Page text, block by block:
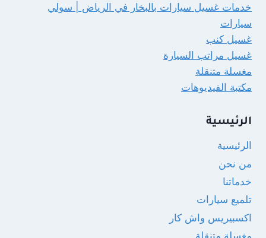
خدمات غسيل سيارات بالبخار في الرياض | سولي
سيارات
غسيل كنب
غسيل مراتب السيارة
مغسلة متنقلة
مكتبة الفيديوهات
الرئيسية
الرئيسية
من نحن
خدماتنا
تلميع سيارات
اكسبيريس واش كار